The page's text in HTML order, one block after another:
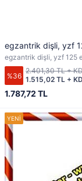
egzantrik dişli, yzf
egzantrik dişli, yzf 125
%36
1.787,72 TL
1.515,02 TL +
2.401,30 TL +